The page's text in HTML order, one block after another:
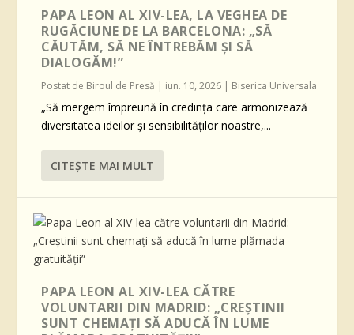
PAPA LEON AL XIV-LEA, LA VEGHEA DE
RUGĂCIUNE DE LA BARCELONA: „SĂ
CĂUTĂM, SĂ NE ÎNTREBĂM ȘI SĂ
DIALOGĂM!”
Postat de Biroul de Presă | iun. 10, 2026 | Biserica Universala
„Să mergem împreună în credința care armonizează
diversitatea ideilor și sensibilităților noastre,...
CITEŞTE MAI MULT
PAPA LEON AL XIV-LEA CĂTRE
VOLUNTARII DIN MADRID: „CREȘTINII
SUNT CHEMAȚI SĂ ADUCĂ ÎN LUME